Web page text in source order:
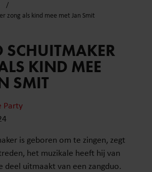
zong als kind mee met Jan Smit
SCHUITMAKER
KIND MEE
SMIT
Party
is geboren om te zingen, zegt
het muzikale heeft hij van
deel uitmaakt van een zangduo.